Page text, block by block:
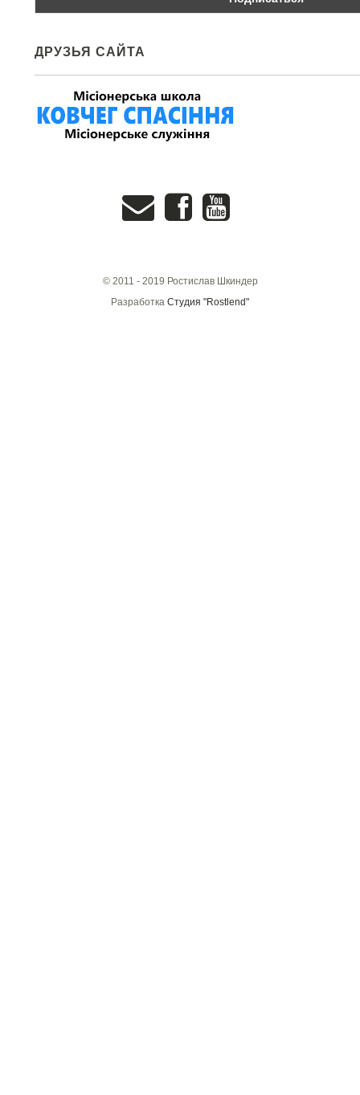
ДРУЗЬЯ САЙТА
© 2011 - 2019 Ростислав Шкиндер
Разработка Студия "Rostlend"